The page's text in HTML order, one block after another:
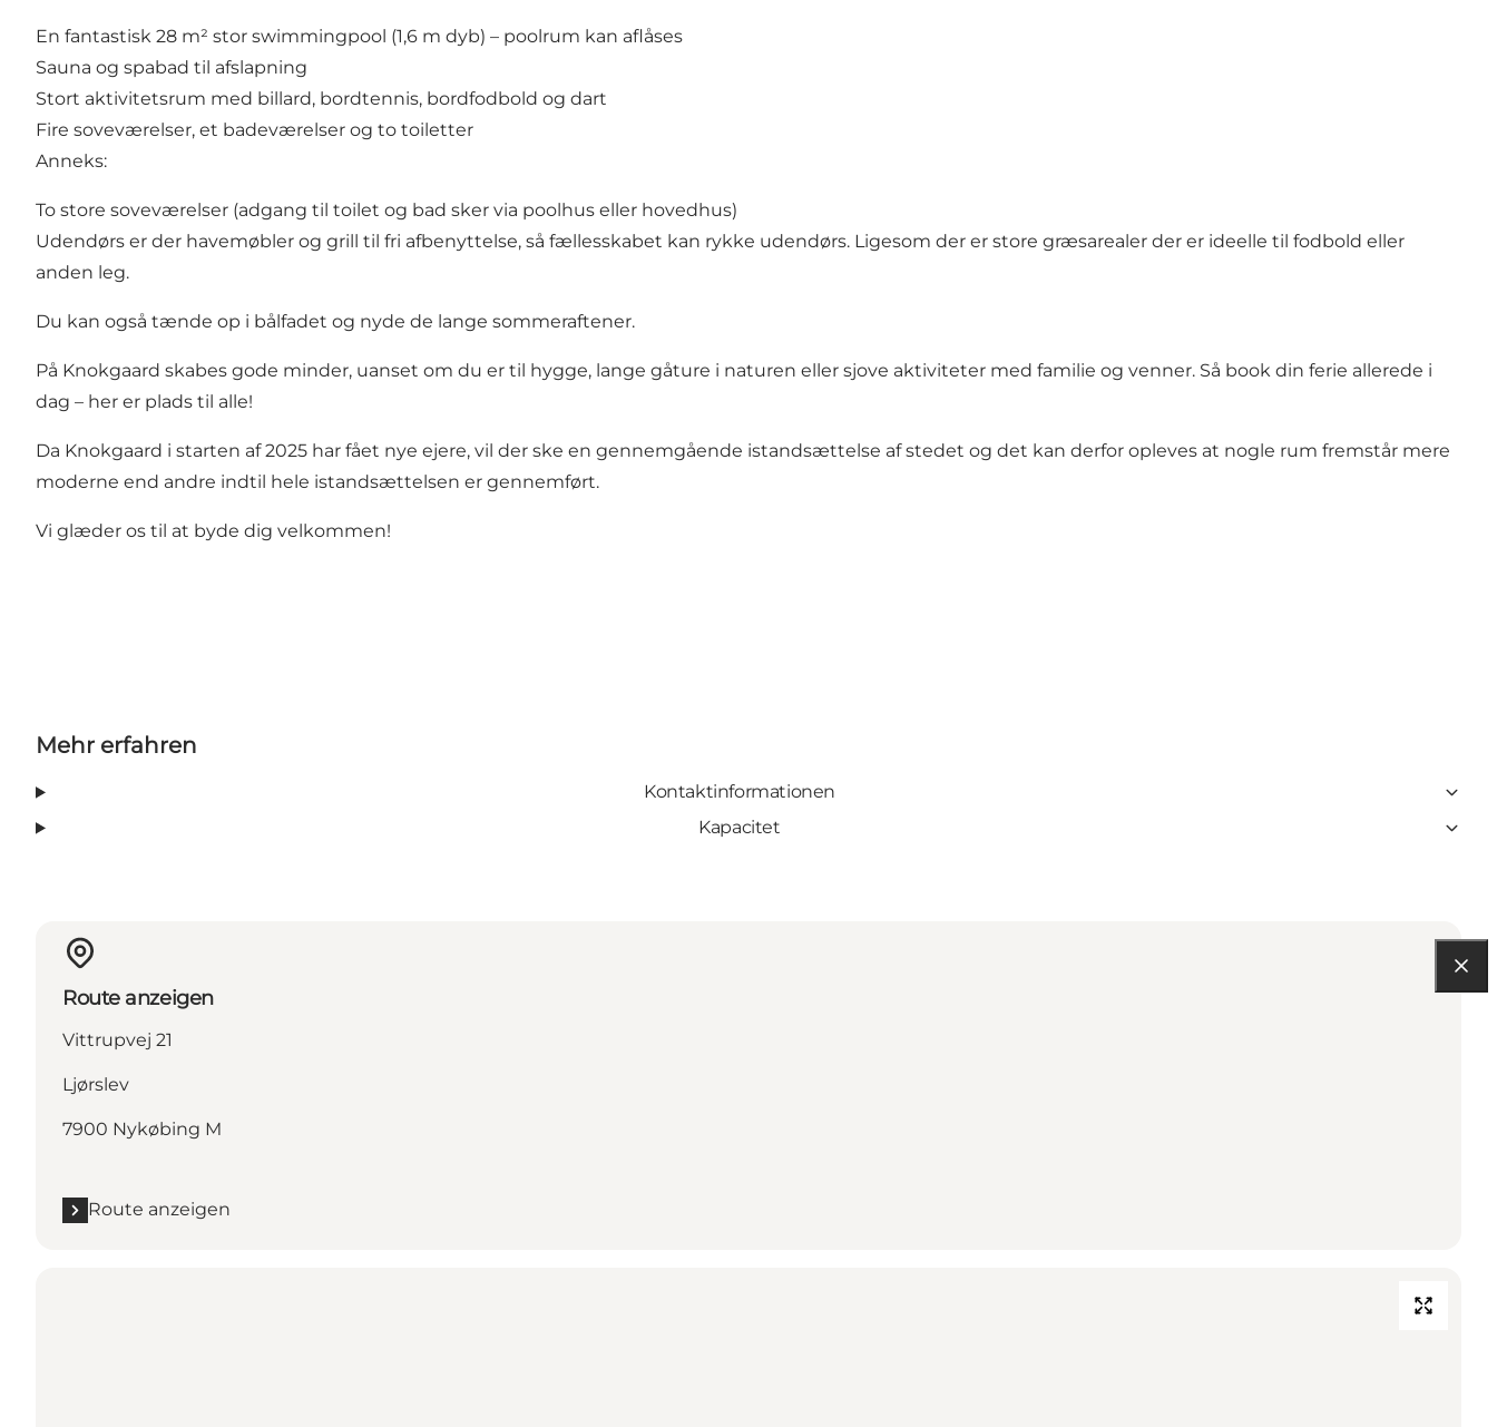
En fantastisk 28 m² stor swimmingpool (1,6 m dyb) – poolrum kan aflåses
Sauna og spabad til afslapning
Stort aktivitetsrum med billard, bordtennis, bordfodbold og dart
Fire soveværelser, et badeværelser og to toiletter
Anneks:
To store soveværelser (adgang til toilet og bad sker via poolhus eller hovedhus)
Udendørs er der havemøbler og grill til fri afbenyttelse, så fællesskabet kan rykke udendørs. Ligesom der er store græsarealer der er ideelle til fodbold eller
anden leg.
Du kan også tænde op i bålfadet og nyde de lange sommeraftener.
På Knokgaard skabes gode minder, uanset om du er til hygge, lange gåture i naturen eller sjove aktiviteter med familie og venner. Så book din ferie allerede i
dag – her er plads til alle!
Da Knokgaard i starten af 2025 har fået nye ejere, vil der ske en gennemgående istandsættelse af stedet og det kan derfor opleves at nogle rum fremstår mere
moderne end andre indtil hele istandsættelsen er gennemført.
Vi glæder os til at byde dig velkommen!
Mehr erfahren
Kontaktinformationen
Kapacitet
Route anzeigen
Vittrupvej 21
Ljørslev
7900 Nykøbing M
Route anzeigen